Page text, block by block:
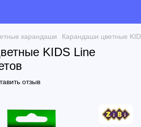
карандаши Карандаши цветные
KIDS Line
отзыв